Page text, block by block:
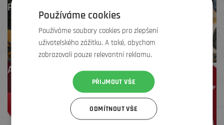
Profesionální záruční
i pozáruční servis
Až 4 % cashback
na další nákup
Používáme cookies
Používáme soubory cookies pro zlepšení
uživatelského zážitku. A také, abychom
zobrazovali pouze relevantní reklamu.
PŘIJMOUT VŠE
ODMÍTNOUT VŠE